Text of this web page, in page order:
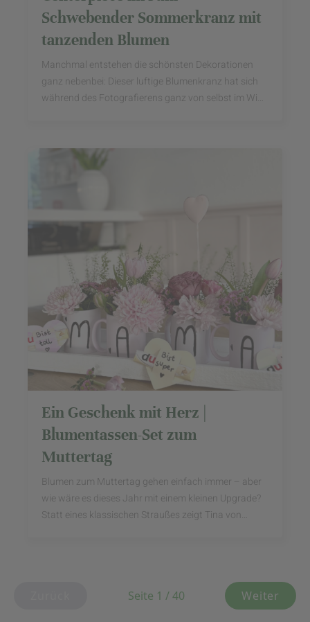
Schwebender Sommerkranz mit
tanzenden Blumen
Manchmal entstehen die schönsten Dekorationen
ganz nebenbei: Dieser luftige Blumenkranz hat sich
während des Fotografierens ganz von selbst im Wind
Ein Geschenk mit Herz |
Blumentassen-Set zum
Muttertag
Blumen zum Muttertag gehen einfach immer – aber
wie wäre es dieses Jahr mit einem kleinen Upgrade?
Statt eines klassischen Straußes zeigt Tina von
Seite 1 / 40 Weiter